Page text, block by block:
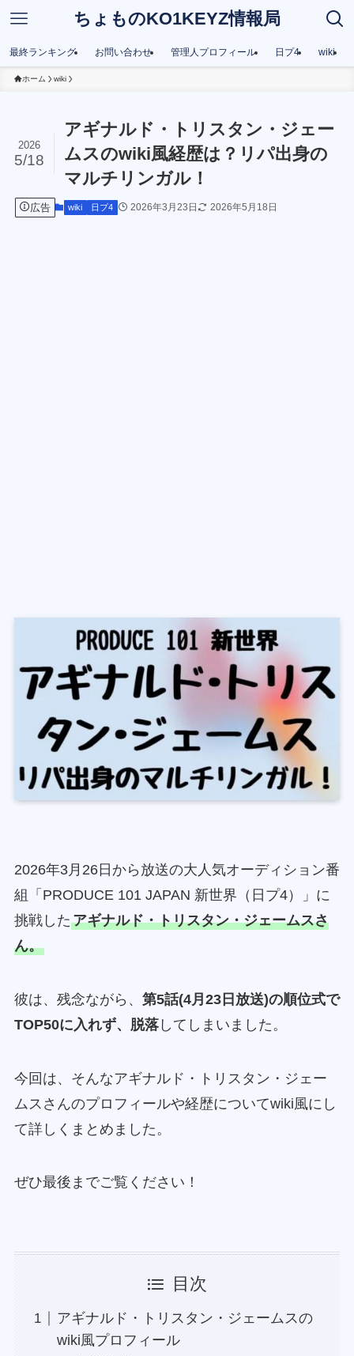
ちょものKO1KEYZ情報局
最終ランキング お問い合わせ 管理人プロフィール 日プ4 wiki
ホーム wiki
アギナルド・トリスタン・ジェー
ムスのwiki風経歴は？リパ出身の
マルチリンガル！
2026
5/18
広告 wiki 日プ4 2026年3月23日 2026年5月18日
2026年3月26日から放送の大人気オーディション番
組「PRODUCE 101 JAPAN 新世界（日プ4）」に
挑戦したアギナルド・トリスタン・ジェームスさ
ん。
彼は、残念ながら、 第5話(4月23日放送)の順位式で
TOP50に入れず、脱落してしまいました。
今回は、そんなアギナルド・トリスタン・ジェー
ムスさんのプロフィールや経歴についてwiki風にし
て詳しくまとめました。
ぜひ最後までご覧ください！
目次
アギナルド・トリスタン・ジェームスの
wiki風プロフィール